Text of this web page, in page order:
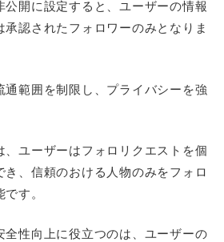
開に設定すると、ユーザーの情報
認されたフォロワーのみとなりま
通範囲を制限し、プライバシーを強
ユーザーはフォロリクエストを個
き、信頼のおける人物のみをフォロ
す。
全性向上に役立つのは、ユーザーの